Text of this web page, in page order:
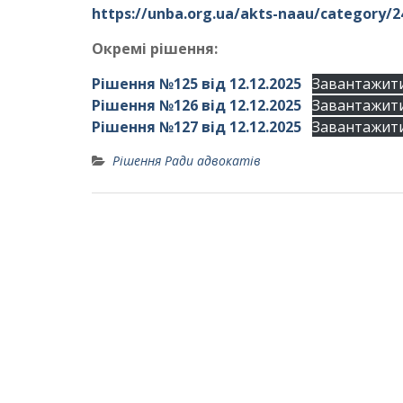
https://unba.org.ua/akts-naau/category/
Окремі рішення:
Рішення №125 від 12.12.2025
Рішення №126 від 12.12.2025
Рішення №127 від 12.12.2025
Рішення Ради адвокатів